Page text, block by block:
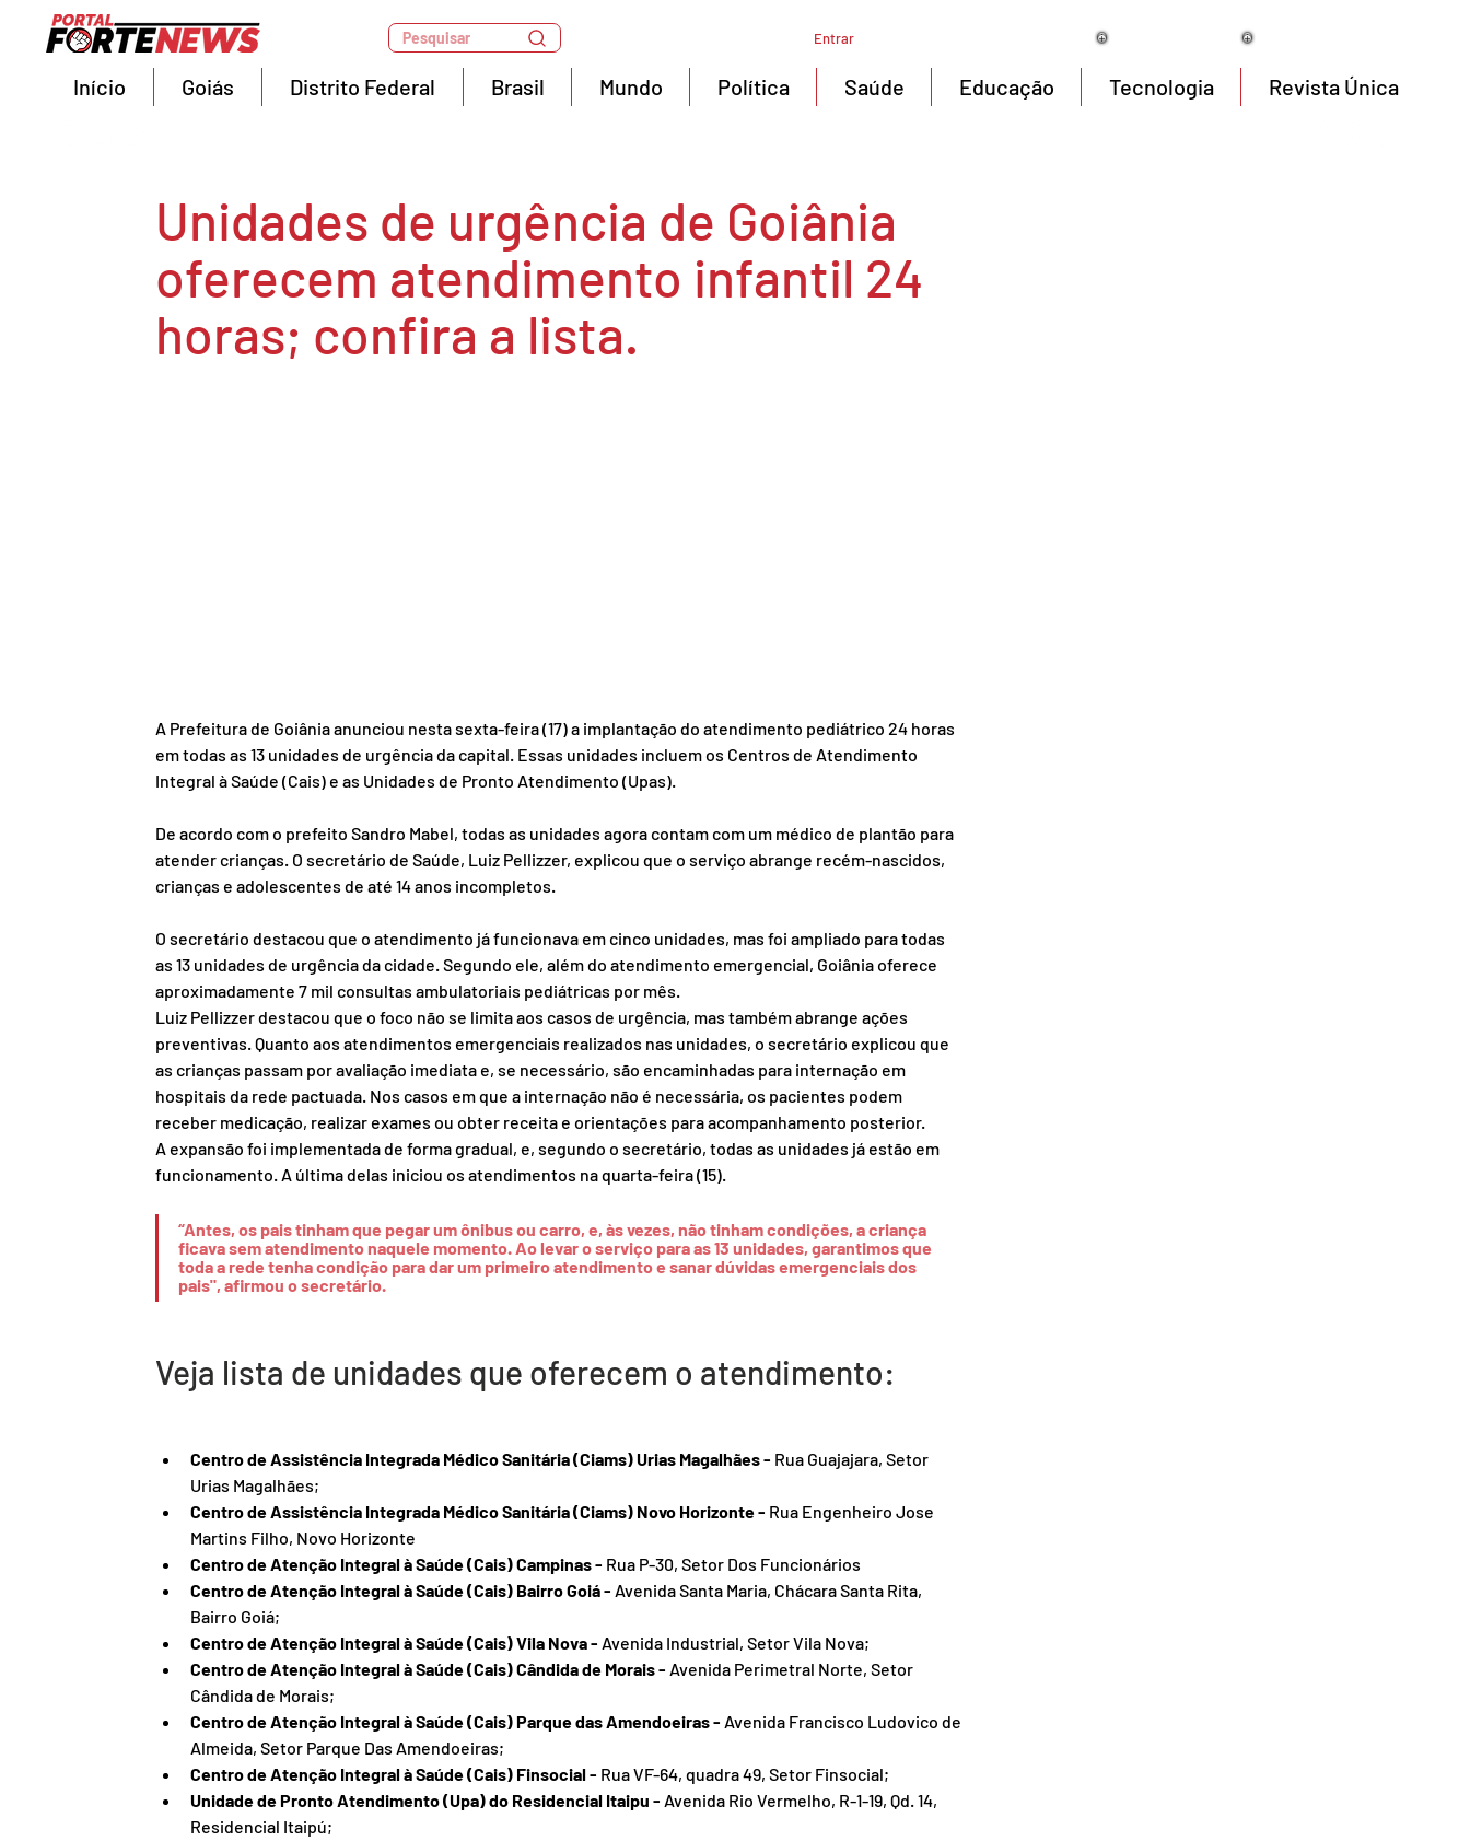
Pesquisar Entrar
Início
Goiás Distrito Federal Brasil Mundo Política Saúde Educação Tecnologia Revista Única
Unidades de urgência de Goiânia
oferecem atendimento infantil 24
horas; confira a lista.
A Prefeitura de Goiânia anunciou nesta sexta-feira (17) a implantação do atendimento pediátrico 24 horas
em todas as 13 unidades de urgência da capital. Essas unidades incluem os Centros de Atendimento
Integral à Saúde (Cais) e as Unidades de Pronto Atendimento (Upas).
De acordo com o prefeito Sandro Mabel, todas as unidades agora contam com um médico de plantão para
atender crianças. O secretário de Saúde, Luiz Pellizzer, explicou que o serviço abrange recém-nascidos,
crianças e adolescentes de até 14 anos incompletos.
O secretário destacou que o atendimento já funcionava em cinco unidades, mas foi ampliado para todas
as 13 unidades de urgência da cidade. Segundo ele, além do atendimento emergencial, Goiânia oferece
aproximadamente 7 mil consultas ambulatoriais pediátricas por mês.
Luiz Pellizzer destacou que o foco não se limita aos casos de urgência, mas também abrange ações
preventivas. Quanto aos atendimentos emergenciais realizados nas unidades, o secretário explicou que
as crianças passam por avaliação imediata e, se necessário, são encaminhadas para internação em
hospitais da rede pactuada. Nos casos em que a internação não é necessária, os pacientes podem
receber medicação, realizar exames ou obter receita e orientações para acompanhamento posterior.
A expansão foi implementada de forma gradual, e, segundo o secretário, todas as unidades já estão em
funcionamento. A última delas iniciou os atendimentos na quarta-feira (15).
“Antes, os pais tinham que pegar um ônibus ou carro, e, às vezes, não tinham condições, a criança
ficava sem atendimento naquele momento. Ao levar o serviço para as 13 unidades, garantimos que
toda a rede tenha condição para dar um primeiro atendimento e sanar dúvidas emergenciais dos
pais", afirmou o secretário.
Veja lista de unidades que oferecem o atendimento:
Centro de Assistência Integrada Médico Sanitária (Ciams) Urias Magalhães - Rua Guajajara, Setor
Urias Magalhães;
Centro de Assistência Integrada Médico Sanitária (Ciams) Novo Horizonte - Rua Engenheiro Jose
Martins Filho, Novo Horizonte
Centro de Atenção Integral à Saúde (Cais) Campinas - Rua P-30, Setor Dos Funcionários
Centro de Atenção Integral à Saúde (Cais) Bairro Goiá - Avenida Santa Maria, Chácara Santa Rita,
Bairro Goiá;
Centro de Atenção Integral à Saúde (Cais) Vila Nova - Avenida Industrial, Setor Vila Nova;
Centro de Atenção Integral à Saúde (Cais) Cândida de Morais - Avenida Perimetral Norte, Setor
Cândida de Morais;
Centro de Atenção Integral à Saúde (Cais) Parque das Amendoeiras - Avenida Francisco Ludovico de
Almeida, Setor Parque Das Amendoeiras;
Centro de Atenção Integral à Saúde (Cais) Finsocial - Rua VF-64, quadra 49, Setor Finsocial;
Unidade de Pronto Atendimento (Upa) do Residencial Itaipu - Avenida Rio Vermelho, R-1-19, Qd. 14,
Residencial Itaipú;